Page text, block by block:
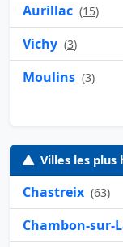
Aurillac (15)
Vichy (3)
Moulins (3)
Villes les plus
Chastreix (63)
Chambon-sur-